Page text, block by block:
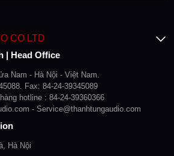
CO LTD
| Head Office
Nam - Hà Nội - Việt Nam.
Fax: 84-24-39345089
hotline : 84-24-39360366
- Service@thanhtungaudio.com
Hà Nội